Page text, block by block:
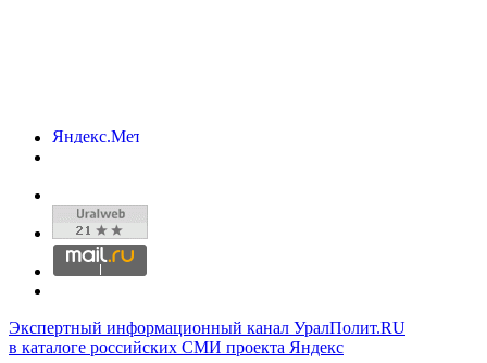
Экспертный информационный канал УралПолит.RU
в каталоге российских СМИ проекта Яндекс